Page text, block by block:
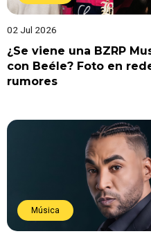
02 Jul 2026
¿Se viene una BZRP
con Beéle? Foto en
rumores
Música